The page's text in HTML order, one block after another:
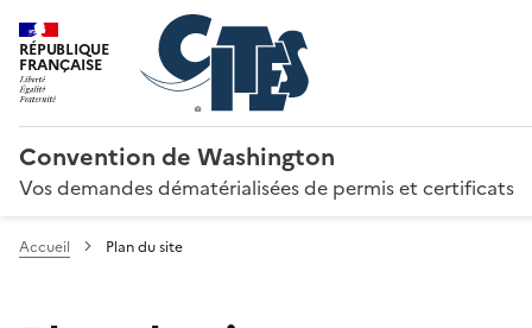
RÉPUBLIQUE
FRANÇAISE
Convention de Washington
Vos demandes dématérialisées de permis et certificats
Accueil Plan du site